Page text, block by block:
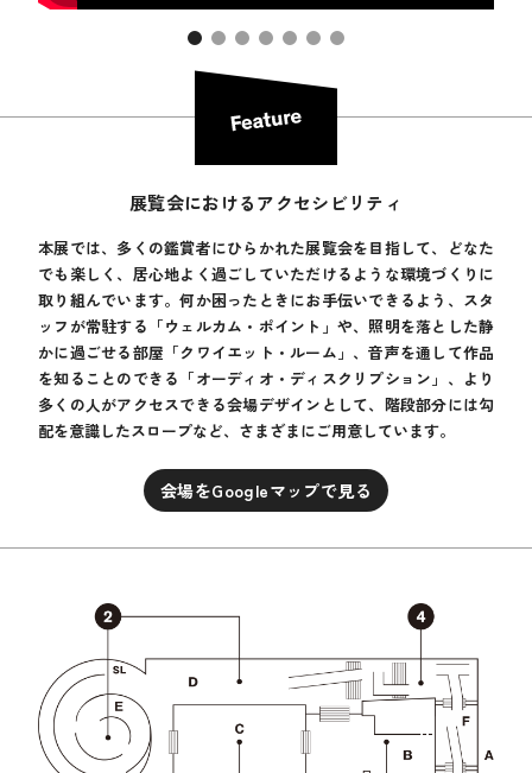
展覧会におけるアクセシビリティ
本展では、多くの鑑賞者にひらかれた展覧会を目指して、どなた
でも楽しく、居心地よく過ごしていただけるような環境づくりに
取り組んでいます。何か困ったときにお手伝いできるよう、スタ
ッフが常駐する「ウェルカム・ポイント」や、照明を落とした静
かに過ごせる部屋「クワイエット・ルーム」、音声を通して作品
を知ることのできる「オーディオ・ディスクリプション」、より
多くの人がアクセスできる会場デザインとして、階段部分には勾
配を意識したスロープなど、さまざまにご用意しています。
会場をGoogleマップで見る